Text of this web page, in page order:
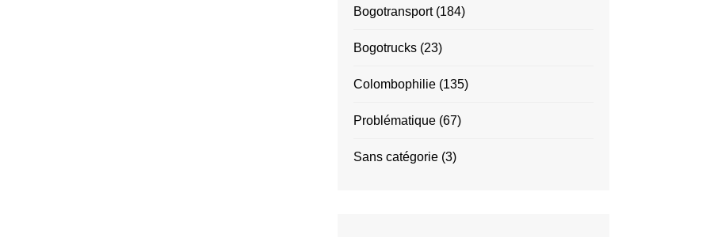
Bogotransport(184)
Bogotrucks(23)
Colombophilie(135)
Problématique(67)
Sans catégorie(3)